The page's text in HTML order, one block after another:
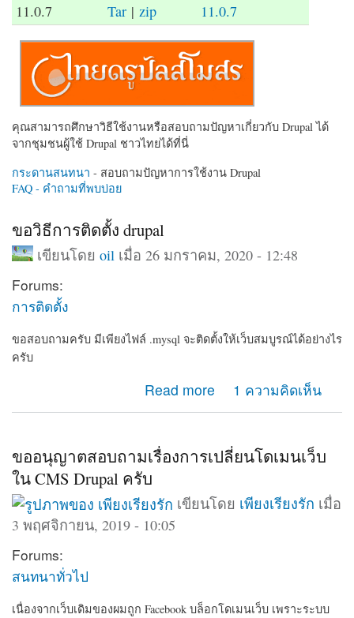
11.0.7 Tar | zip 11.0.7
คุณสามารถศึกษาวิธีใช้งานหรือสอบถามปัญหาเกี่ยวกับ Drupal ได้
จากชุมชนผู้ใช้ Drupal ชาวไทยได้ที่นี่
กระดานสนทนา - สอบถามปัญหาการใช้งาน Drupal
FAQ - คำถามที่พบบ่อย
ขอวิธีการติดตั้ง drupal
เขียนโดย oil เมื่อ 26 มกราคม, 2020 - 12:48
Forums:
การติดตั้ง
ขอสอบถามครับ มีเพียงไฟล์ .mysql จะติดตั้งให้เว็บสมบูรณ์ได้อย่างไร
ครับ
Read more
about ขอวิธีการติดตั้ง drupal 1 ความคิดเห็น
ขออนุญาตสอบถามเรื่องการเปลี่ยนโดเมนเว็บ
ใน CMS Drupal ครับ
เขียนโดย เพียงเรียงรัก เมื่อ
3 พฤศจิกายน, 2019 - 10:05
Forums:
สนทนาทั่วไป
เนื่องจากเว็บเดิมของผมถูก Facebook บล็อกโดเมนเว็บ เพราะระบบ